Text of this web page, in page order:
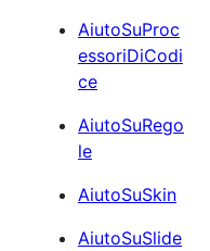
AiutoSuProc
essoriDiCodi
ce
AiutoSuRego
le
AiutoSuSkin
AiutoSuSlide